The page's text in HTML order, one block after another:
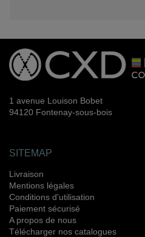
1 avenue Louison Bobet
94120 Fontenay-sous-bois
SITEMAP
Livraison
Mentions légales
Conditions d'utilisation
Paiement sécurisé
A propos de nous
Télécharger nos catalogues